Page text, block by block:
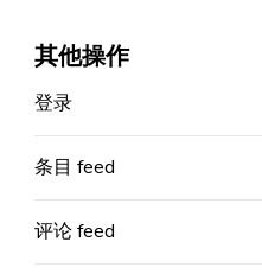
其他操作
登录
条目 feed
评论 feed